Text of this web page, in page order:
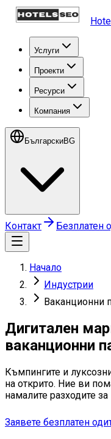
Услуги
Проекти
Ресурси
Компания
БългарскиBG
Контакт Безплатен
Начало
Индустрии
Ваканционни
Дигитален
ваканционни
Къмпингите и
на открито. Ние ви
намалите разходите
Заявете безплатен